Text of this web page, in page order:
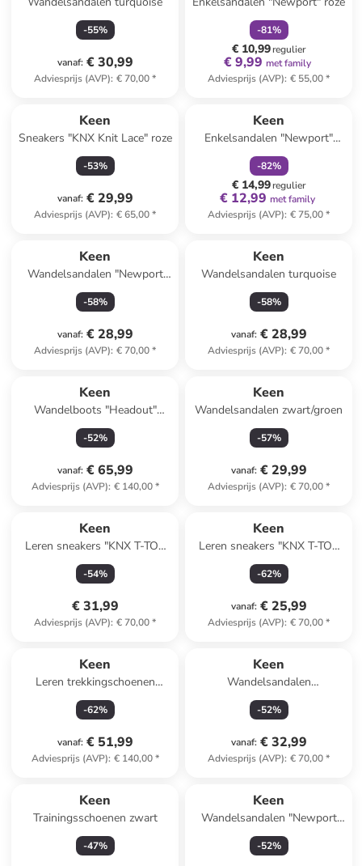
-55%
vanaf: € 30,99
Adviesprijs (AVP): € 70,00*
-81%
€ 10,99regulier
€ 9,99 met family
Adviesprijs (AVP): € 55,00*
Keen
Sneakers "KNX Knit Lace" roze
-53%
vanaf: € 29,99
Adviesprijs (AVP): € 65,00*
Keen
Enkelsandalen "Newport"
donkerblauw
-82%
€ 14,99regulier
€ 12,99 met family
Adviesprijs (AVP): € 75,00*
Keen
Wandelsandalen "Newport
H2" groen
-58%
vanaf: € 28,99
Adviesprijs (AVP): € 70,00*
Keen
Wandelsandalen turquoise
-58%
vanaf: € 28,99
Adviesprijs (AVP): € 70,00*
Keen
Wandelboots "Headout"
kaki/zwart
-52%
vanaf: € 65,99
Adviesprijs (AVP): € 140,00*
Keen
Wandelsandalen zwart/groen
-57%
vanaf: € 29,99
Adviesprijs (AVP): € 70,00*
Keen
Leren sneakers "KNX T-TOE
DS" lichtroze
-54%
€ 31,99
Adviesprijs (AVP): € 70,00*
Keen
Leren sneakers "KNX T-TOE
DS" lichtroze
-62%
vanaf: € 25,99
Adviesprijs (AVP): € 70,00*
Keen
Leren trekkingschoenen
"Versacore" grijs
-62%
vanaf: € 51,99
Adviesprijs (AVP): € 140,00*
Keen
Wandelsandalen
antraciet/blauw
-52%
vanaf: € 32,99
Adviesprijs (AVP): € 70,00*
Keen
Trainingsschoenen zwart
-47%
Keen
Wandelsandalen "Newport
H2" lichtroze
-52%